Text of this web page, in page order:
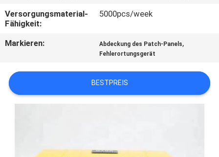
VERBINDUNG
FORDERN
SIE EIN
SITEMAP
Versorgungsmaterial-
Fähigkeit:
5000pcs/week
Markieren: Abdeckung des Patch-Panels,
Fehlerortungsgerät
BESTPREIS